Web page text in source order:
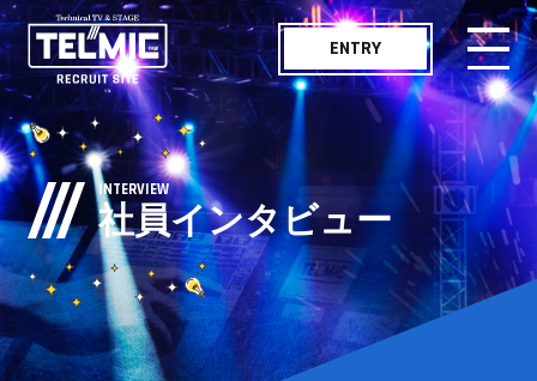
ENTRY
MESSAGE
メッセージ
WORKS
仕事紹介
JOB LIST
職種紹介
INTERVIEW
社員インタビュー
INTERVIEW
社員インタビュー